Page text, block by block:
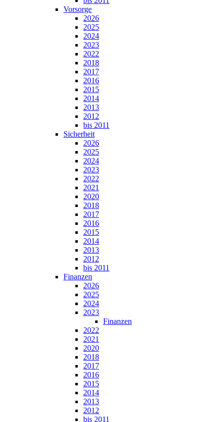
Vorsorge
2026
2025
2024
2023
2022
2018
2017
2016
2015
2014
2013
2012
bis 2011
Sicherheit
2026
2025
2024
2023
2022
2021
2020
2018
2017
2016
2015
2014
2013
2012
bis 2011
Finanzen
2026
2025
2024
2023
Finanzen
2022
2021
2020
2018
2017
2016
2015
2014
2013
2012
bis 2011